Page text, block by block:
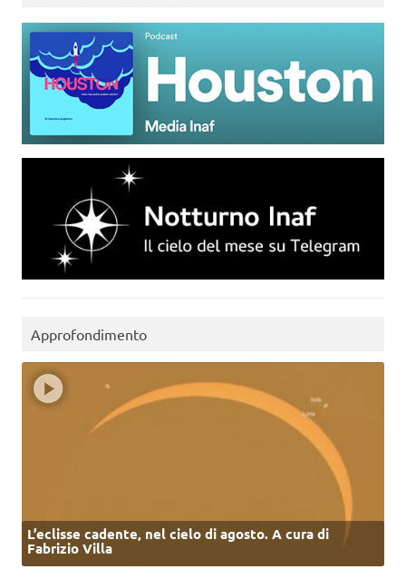
Approfondimento
L’eclisse cadente, nel cielo di agosto. A cura di
Fabrizio Villa